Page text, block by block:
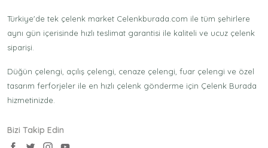
Türkiye'de tek çelenk market Celenkburada.com ile tüm şehirlere
aynı gün içerisinde hızlı teslimat garantisi ile kaliteli ve ucuz çelenk
siparişi.
Düğün çelengi, açılış çelengi, cenaze çelengi, fuar çelengi ve özel
tasarım ferforjeler ile en hızlı çelenk gönderme için Çelenk Burada
hizmetinizde.
Bizi Takip Edin